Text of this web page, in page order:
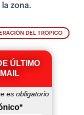
zona.
DEL TRÓPICO
ÚLTIMO
es obligatorio
*